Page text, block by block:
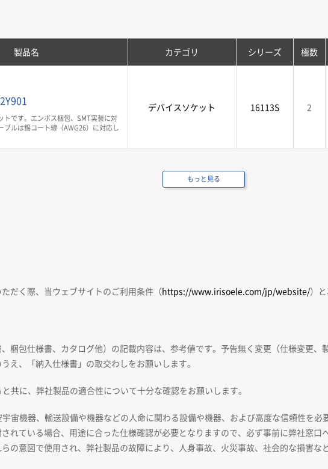
製品名 カテゴリ シリーズ 極数
トです。エンボス梱包、SMT実装に対
ブルは錫コート線（AWG26）に対応し
デバイスソケット 16113S 2
もっと見る
だく際、当ウェブサイトのご利用条件（https://www.irisoele.com/jp/website/）
梱包仕様書、カタログ他）の記載内容は、参考値です。予告無く変更（仕様変更
え、「納入仕様書」の取交わしをお願いします。
共に、弊社製品の適合性について十分な確認をお願いします。
宙機器、輸送設備や機器などの人命に関わる設備や機器、および高度な信頼性を
れている場合、用途に合った仕様確認が必要となりますので、必ず事前に弊社窓口
の意図で使用され、弊社製品の故障により、人身事故、火災事故、社会的な損害